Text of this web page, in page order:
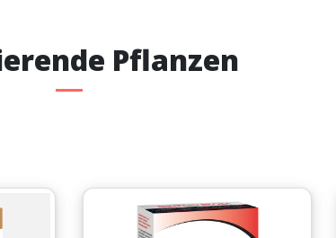
Pflanzen